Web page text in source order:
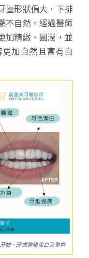
齒形狀偏大，下排
不自然。經過醫師
加精緻、圓潤，並
加自然且富有自
齒，牙齒整體潔白又整齊